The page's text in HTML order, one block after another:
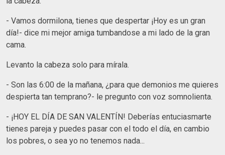
- Vamos dormilona, tienes que despertar ¡Hoy es un gran
día!- dice mi mejor amiga tumbandose a mi lado de la gran
cama.
Levanto la cabeza solo para mírala.
- Son las 6:00 de la mañana, ¿para que demonios me quieres
despierta tan temprano?- le pregunto con voz somnolienta.
- ¡HOY EL DÍA DE SAN VALENTÍN! Deberías entuciasmarte
tienes pareja y puedes pasar con el todo el día, en cambio
los pobres, o sea yo no tenemos nada...